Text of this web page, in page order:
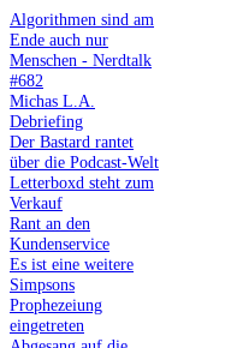
Algorithmen sind am
Ende auch nur
Menschen - Nerdtalk
#682
Michas L.A.
Debriefing
Der Bastard rantet
über die Podcast-Welt
Letterboxd steht zum
Verkauf
Rant an den
Kundenservice
Es ist eine weitere
Simpsons
Prophezeiung
eingetreten